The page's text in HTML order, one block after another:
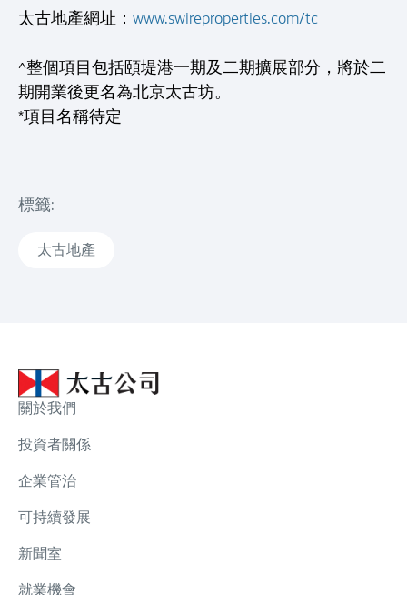
太古地產網址： www.swireproperties.com/tc
^整個項目包括頤堤港一期及二期擴展部分，將於二
期開業後更名為北京太古坊。
*項目名稱待定
標籤:
太古地產
關於我們
投資者關係
企業管治
可持續發展
新聞室
就業機會